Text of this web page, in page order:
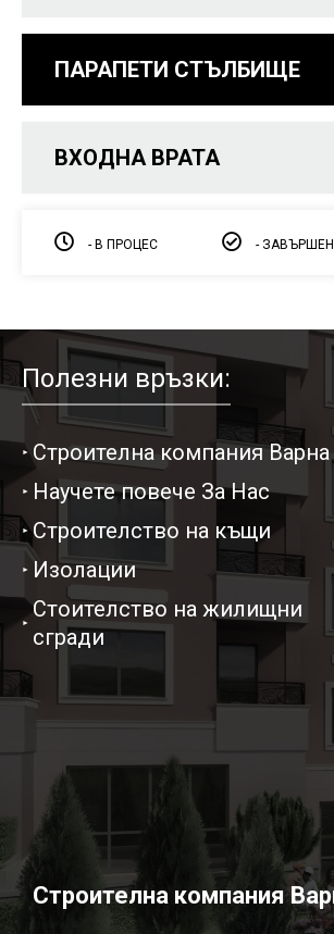
ПАРАПЕТИ СТЪЛБИЩЕ
ВХОДНА ВРАТА
- В ПРОЦЕС -
Полезни връзки:
Строителна компания Варна
Научете повече За Нас
Строителство на къщи
Изолации
Стоителство на жилищни
сгради
Строителна компания